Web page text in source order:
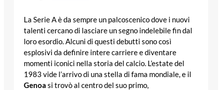
La Serie A è da sempre un palcoscenico dove i nuovi
talenti cercano di lasciare un segno indelebile fin dal
loro esordio. Alcuni di questi debutti sono così
esplosivi da definire intere carriere e diventare
momenti iconici nella storia del calcio. L’estate del
1983 vide l’arrivo di una stella di fama mondiale, e il
Genoa si trovò al centro del suo primo,